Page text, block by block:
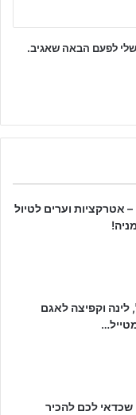
לפעם הבאה שאגיב.
אטרקציות וערים לטיול
וקפיצה לאגם
שכדאי לכם להכיר